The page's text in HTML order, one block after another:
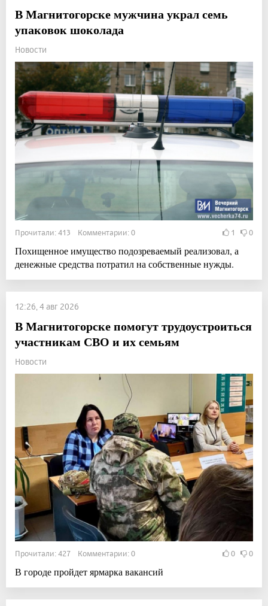
В Магнитогорске мужчина украл семь
упаковок шоколада
Новости
Прочитали: 413 Комментарии: 0 1 0
Похищенное имущество подозреваемый реализовал, а
денежные средства потратил на собственные нужды.
12:26, 4 авг 2026
В Магнитогорске помогут трудоустроиться
участникам СВО и их семьям
Новости
Прочитали: 427 Комментарии: 0 0 0
В городе пройдет ярмарка вакансий